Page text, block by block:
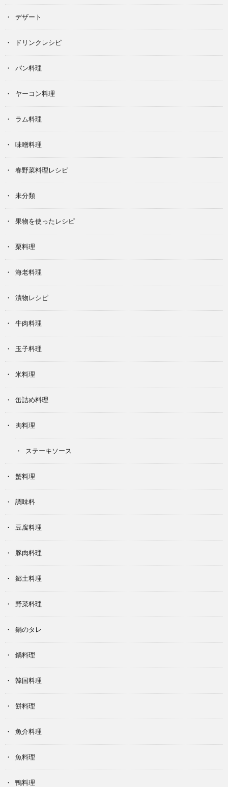
デザート
ドリンクレシピ
パン料理
ヤーコン料理
ラム料理
味噌料理
春野菜料理レシピ
未分類
果物を使ったレシピ
栗料理
海老料理
漬物レシピ
牛肉料理
玉子料理
米料理
缶詰め料理
肉料理
ステーキソース
蟹料理
調味料
豆腐料理
豚肉料理
郷土料理
野菜料理
鍋のタレ
鍋料理
韓国料理
餅料理
魚介料理
魚料理
鴨料理